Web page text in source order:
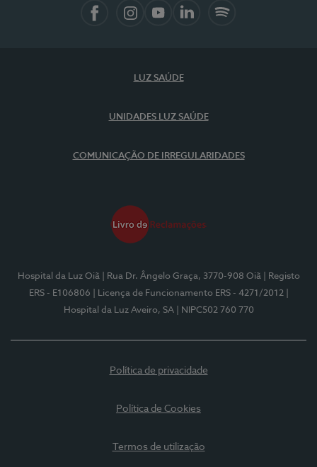
LUZ SAÚDE
UNIDADES LUZ SAÚDE
COMUNICAÇÃO DE IRREGULARIDADES
Hospital da Luz Oiã | Rua Dr. Ângelo Graça, 3770-908 Oiã
| Registo
ERS - E106806
| Licença de Funcionamento ERS - 4271/2012
Hospital da Luz Aveiro, SA
| NIPC502 760 770
Política de privacidade
Política de Cookies
Termos de utilização